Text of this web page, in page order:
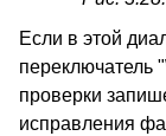
Если в этой
переключатель
проверки
исправления